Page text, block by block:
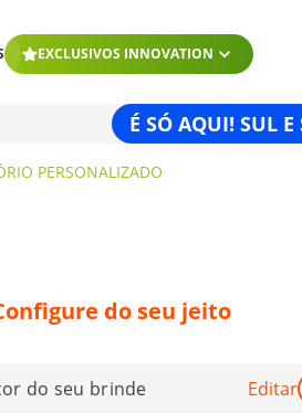
EXCLUSIVOS INNOVATION
É SÓ AQUI! SUL E
PERSONALIZADO
do seu jeito
do seu brinde Editar